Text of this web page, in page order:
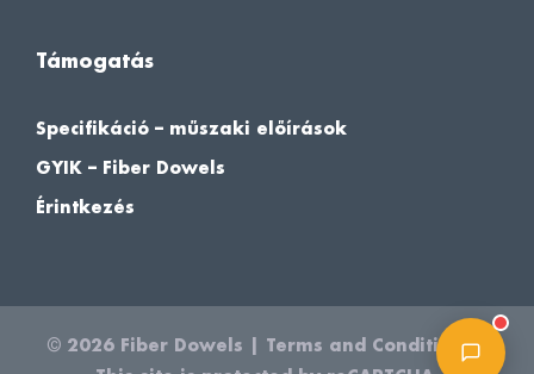
Támogatás
Specifikáció – műszaki előírások
GYIK – Fiber Dowels
Érintkezés
© 2026 Fiber Dowels Terms and Conditions|